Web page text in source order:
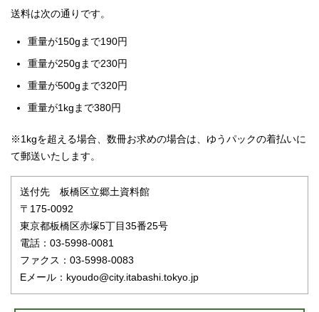
送料は次の通りです。
重量が150gまで190円
重量が250gまで230円
重量が500gまで320円
重量が1kgまで380円
※1kgを超える場合、数冊お求めの場合は、ゆうパックの着払いに
て郵送いたします。
送付先 板橋区立郷土資料館
〒175-0092
東京都板橋区赤塚5丁目35番25号
電話：03-5998-0081
ファクス：03-5998-0083
Eメール：kyoudo@city.itabashi.tokyo.jp